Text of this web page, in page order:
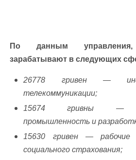
По данным
зарабатывают в следующих
26778 гривен —
телекоммуникации;
15674 гривны —
промышленность и
15630 гривен — рабочие
социального страхования;